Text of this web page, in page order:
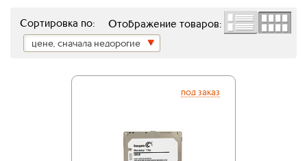
Отображение товаров:
Сортировка по:
цене, сначала недорогие
под заказ